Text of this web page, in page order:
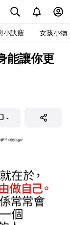
小訣竅 女孩小物
能讓你更
-